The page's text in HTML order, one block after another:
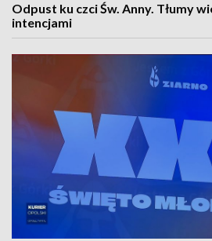
Odpust ku czci Św. Anny. Tłumy
intencjami